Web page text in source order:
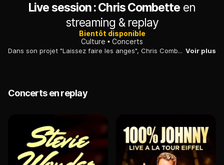
Live session : Chris Combette en
streaming & replay
Bientôt disponible
Culture
Concerts
Dans son projet "Laissez faire les anges", Chris Combette fait un aveu de fraternité profonde avec les vulnérables "debout". Voir plus
Concerts en replay